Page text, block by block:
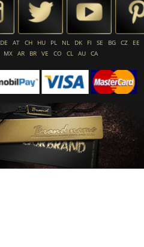
DE AT CH HU PL NL DK FI SE BG CZ
EE
MX AR BR VE CO CL AU CA